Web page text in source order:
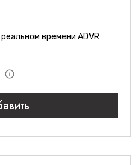
времени ADVR